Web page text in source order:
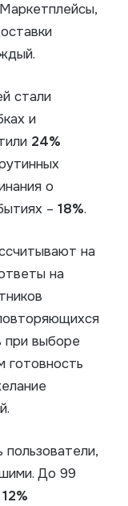
стали
и
24%
о
– 18%.
на
на
при выборе
готовность
До 99
12%